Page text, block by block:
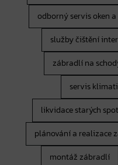
odborný servis oken
služby čištění
zábradlí na
servis
likvidace starých
plánování a realizace
montáž zábradlí